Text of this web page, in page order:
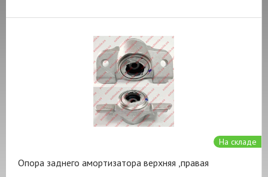
На складе
Опора заднего амортизатора верхняя ,правая